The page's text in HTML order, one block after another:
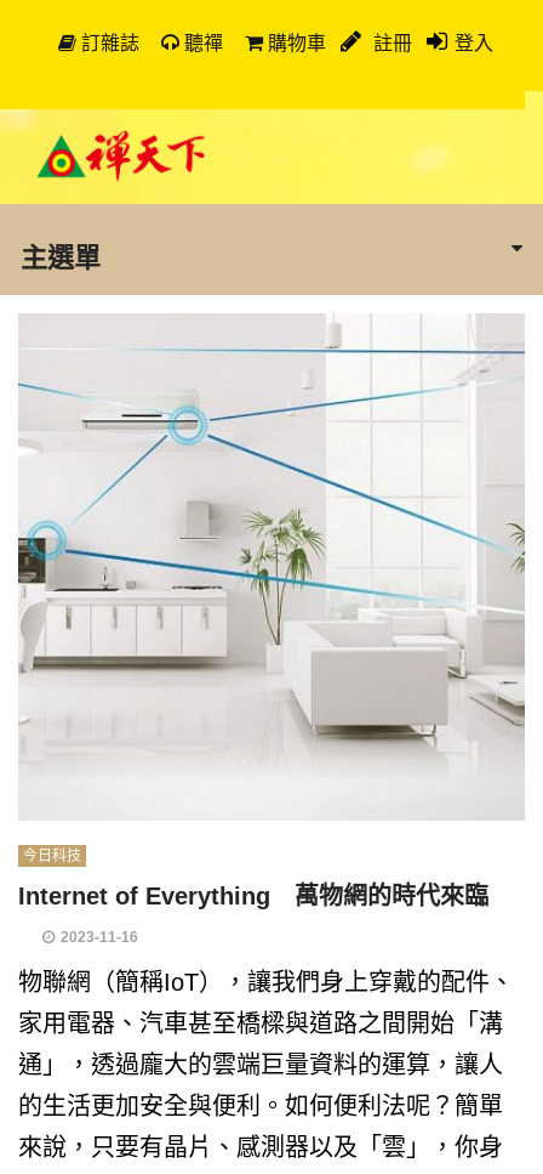
訂雜誌 聽禪 購物車 註冊 登入
主選單
今日科技
Internet of Everything 萬物網的時代來臨
2023-11-16
物聯網（簡稱IoT），讓我們身上穿戴的配件、
家用電器、汽車甚至橋樑與道路之間開始「溝
通」，透過龐大的雲端巨量資料的運算，讓人
的生活更加安全與便利。如何便利法呢？簡單
來說，只要有晶片、感測器以及「雲」，你身